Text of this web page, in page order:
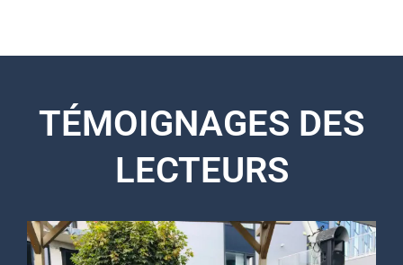
TÉMOIGNAGES DES
LECTEURS